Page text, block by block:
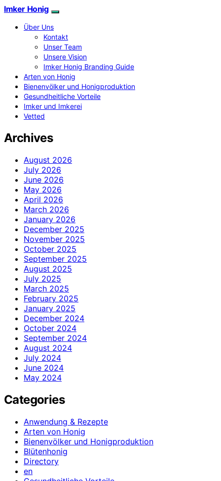
Imker Honig
Über Uns
Kontakt
Unser Team
Unsere Vision
Imker Honig Branding Guide
Arten von Honig
Bienenvölker und Honigproduktion
Gesundheitliche Vorteile
Imker und Imkerei
Vetted
Archives
August 2026
July 2026
June 2026
May 2026
April 2026
March 2026
January 2026
December 2025
November 2025
October 2025
September 2025
August 2025
July 2025
March 2025
February 2025
January 2025
December 2024
October 2024
September 2024
August 2024
July 2024
June 2024
May 2024
Categories
Anwendung & Rezepte
Arten von Honig
Bienenvölker und Honigproduktion
Blütenhonig
Directory
en